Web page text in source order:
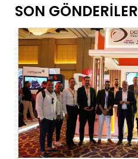
SON GÖNDERILER